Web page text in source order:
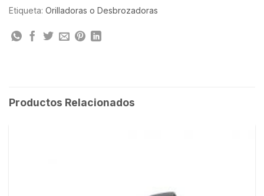
Etiqueta: Orilladoras o Desbrozadoras
Productos Relacionados